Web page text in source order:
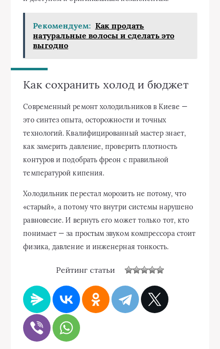
Рекомендуем: Как продать
натуральные волосы и сделать это
выгодно
Как сохранить холод и бюджет
Современный ремонт холодильников в Киеве —
это синтез опыта, осторожности и точных
технологий. Квалифицированный мастер знает,
как замерить давление, проверить плотность
контуров и подобрать фреон с правильной
температурой кипения.
Холодильник перестал морозить не потому, что
«старый», а потому что внутри системы нарушено
равновесие. И вернуть его может только тот, кто
понимает — за простым звуком компрессора стоит
физика, давление и инженерная тонкость.
Рейтинг статьи